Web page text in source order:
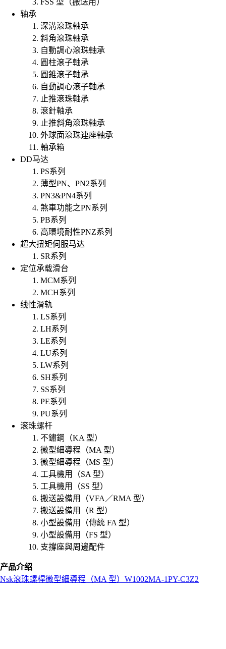
FSS 型（搬送用）
轴承
深溝滾珠軸承
斜角滾珠軸承
自動調心滾珠軸承
圓柱滾子軸承
圓錐滾子軸承
自動調心滾子軸承
止推滾珠軸承
滾針軸承
止推斜角滾珠軸承
外球面滾珠連座軸承
軸承箱
DD马达
PS系列
薄型PN、PN2系列
PN3&PN4系列
煞車功能之PN系列
PB系列
高環境耐性PNZ系列
超大扭矩伺服马达
SR系列
定位承载滑台
MCM系列
MCH系列
线性滑轨
LS系列
LH系列
LE系列
LU系列
LW系列
SH系列
SS系列
PE系列
PU系列
滚珠螺杆
不鏽鋼（KA 型）
微型細導程（MA 型）
微型細導程（MS 型）
工具機用（SA 型）
工具機用（SS 型）
搬送設備用（VFA／RMA 型）
搬送設備用（R 型）
小型設備用（傳統 FA 型）
小型設備用（FS 型）
支撐座與周邊配件
产品介绍
Nsk滾珠螺桿微型細導程（MA 型） W1002MA-1PY-C3Z2